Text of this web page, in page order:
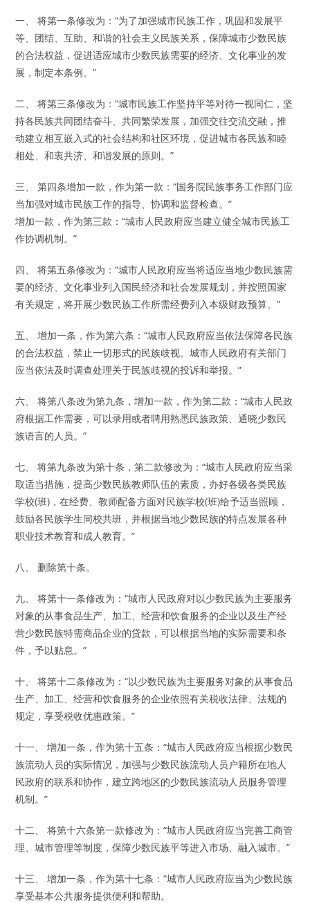
一、 将第一条修改为：“为了加强城市民族工作，巩固和发展平
等、团结、互助、和谐的社会主义民族关系，保障城市少数民族
的合法权益，促进适应城市少数民族需要的经济、文化事业的发
展，制定本条例。”
二、 将第三条修改为：“城市民族工作坚持平等对待一视同仁，坚
持各民族共同团结奋斗、共同繁荣发展，加强交往交流交融，推
动建立相互嵌入式的社会结构和社区环境，促进城市各民族和睦
相处、和衷共济、和谐发展的原则。”
三、 第四条增加一款，作为第一款：“国务院民族事务工作部门应
当加强对城市民族工作的指导、协调和监督检查。”
增加一款，作为第三款：“城市人民政府应当建立健全城市民族工
作协调机制。”
四、 将第五条修改为：“城市人民政府应当将适应当地少数民族需
要的经济、文化事业列入国民经济和社会发展规划，并按照国家
有关规定，将开展少数民族工作所需经费列入本级财政预算。”
五、 增加一条，作为第六条：“城市人民政府应当依法保障各民族
的合法权益，禁止一切形式的民族歧视。城市人民政府有关部门
应当依法及时调查处理关于民族歧视的投诉和举报。”
六、 将第八条改为第九条，增加一款，作为第二款：“城市人民政
府根据工作需要，可以录用或者聘用熟悉民族政策、通晓少数民
族语言的人员。”
七、 将第九条改为第十条，第二款修改为：“城市人民政府应当采
取适当措施，提高少数民族教师队伍的素质，办好各级各类民族
学校(班)，在经费、教师配备方面对民族学校(班)给予适当照顾，
鼓励各民族学生同校共班，并根据当地少数民族的特点发展各种
职业技术教育和成人教育。”
八、 删除第十条。
九、 将第十一条修改为：“城市人民政府对以少数民族为主要服务
对象的从事食品生产、加工、经营和饮食服务的企业以及生产经
营少数民族特需商品企业的贷款，可以根据当地的实际需要和条
件，予以贴息。”
十、 将第十二条修改为：“以少数民族为主要服务对象的从事食品
生产、加工、经营和饮食服务的企业依照有关税收法律、法规的
规定，享受税收优惠政策。”
十一、 增加一条，作为第十五条：“城市人民政府应当根据少数民
族流动人员的实际情况，加强与少数民族流动人员户籍所在地人
民政府的联系和协作，建立跨地区的少数民族流动人员服务管理
机制。”
十二、 将第十六条第一款修改为：“城市人民政府应当完善工商管
理、城市管理等制度，保障少数民族平等进入市场、融入城市。”
十三、 增加一条，作为第十七条：“城市人民政府应当为少数民族
享受基本公共服务提供便利和帮助。